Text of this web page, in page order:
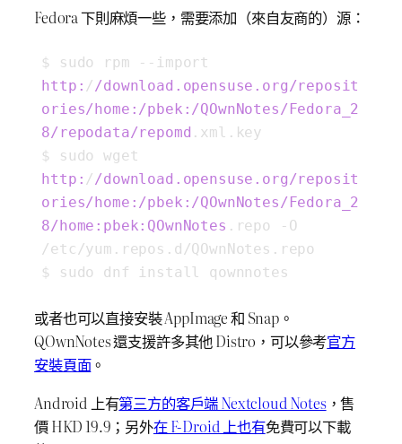
Fedora 下則麻煩一些，需要添加（來自友商的）源：
http: //download.opensuse.org/reposit
ories/home:/pbek :/QOwnNotes/Fedora_2
8/repodata/repomd .xml.key
http: //download.opensuse.org/reposit
ories/home:/pbek :/QOwnNotes/Fedora_2
8/home :pbek :QOwnNotes .repo -O
/etc/yum.repos.d/QOwnNotes.repo
$ sudo dnf install qownnotes
或者也可以直接安裝 AppImage 和 Snap。
QOwnNotes 還支援許多其他 Distro，可以參考官方
安裝頁面。
Android 上有第三方的客戶端 Nextcloud Notes，售
價 HKD 19.9；另外在 F-Droid 上也有免費可以下載